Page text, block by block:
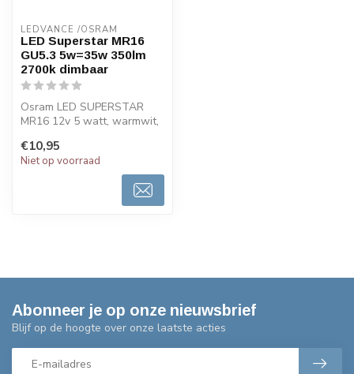
LEDVANCE /OSRAM
LED Superstar MR16
GU5.3 5w=35w 350lm
2700k dimbaar
Osram LED SUPERSTAR
MR16 12v 5 watt, warmwit,
energiezuini...
€10,95
Niet op voorraad
Abonneer je op onze nieuwsbrief
Blijf op de hoogte over onze laatste acties